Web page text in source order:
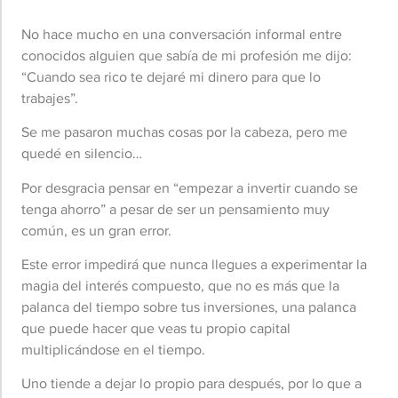
No hace mucho en una conversación informal entre
conocidos alguien que sabía de mi profesión me dijo:
“Cuando sea rico te dejaré mi dinero para que lo
trabajes”.
Se me pasaron muchas cosas por la cabeza, pero me
quedé en silencio…
Por desgracia pensar en “empezar a invertir cuando se
tenga ahorro” a pesar de ser un pensamiento muy
común, es un gran error.
Este error impedirá que nunca llegues a experimentar la
magia del interés compuesto, que no es más que la
palanca del tiempo sobre tus inversiones, una palanca
que puede hacer que veas tu propio capital
multiplicándose en el tiempo.
Uno tiende a dejar lo propio para después, por lo que a